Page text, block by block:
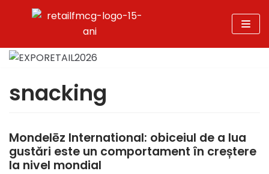
la
conținut
snacking
Mondelēz International: obiceiul de a lua
gustări este un comportament în creștere
la nivel mondial